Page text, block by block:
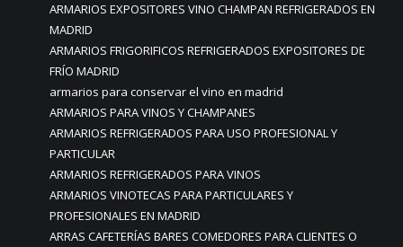
ARMARIOS EXPOSITORES VINO CHAMPAN REFRIGERADOS EN
MADRID
ARMARIOS FRIGORIFICOS REFRIGERADOS EXPOSITORES DE
FRÍO MADRID
armarios para conservar el vino en madrid
ARMARIOS PARA VINOS Y CHAMPANES
ARMARIOS REFRIGERADOS PARA USO PROFESIONAL Y
PARTICULAR
ARMARIOS REFRIGERADOS PARA VINOS
ARMARIOS VINOTECAS PARA PARTICULARES Y
PROFESIONALES EN MADRID
ARRAS CAFETERÍAS BARES COMEDORES PARA CLIENTES O